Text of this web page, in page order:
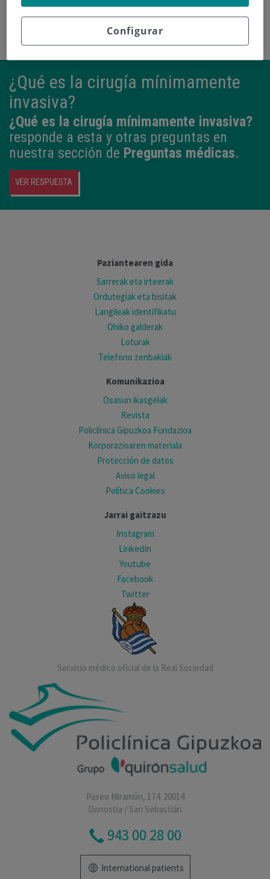
¿Qué es la cirugía mínimamente
invasiva?
¿Qué es la cirugía mínimamente invasiva?
responde a esta y otras preguntas en
nuestra sección de Preguntas médicas.
VER RESPUESTA
Paziantearen gida
Sarrerak eta irteerak
Ordutegiak eta bisitak
Langileak identifikatu
Ohiko galderak
Loturak
Telefono zenbakiak
Komunikazioa
Osasun ikasgelak
Revista
Policlínica Gipuzkoa Fundazioa
Korporazioaren materiala
Protección de datos
Aviso legal
Política Cookies
Jarrai gaitzazu
Instagram
LinkedIn
Youtube
Facebook
Twitter
Servicio médico oficial de la Real Sociedad
Paseo Miramón, 174. 20014
Donostia / San Sebastián
943 00 28 00
International patients
Configurar